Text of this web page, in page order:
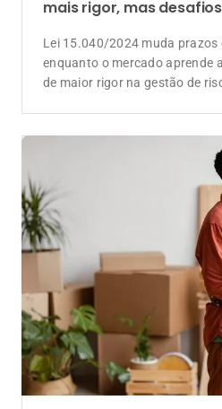
mais rigor, mas
Lei 15.040/2024 muda prazos
enquanto o mercado aprende
de maior rigor na gestão de